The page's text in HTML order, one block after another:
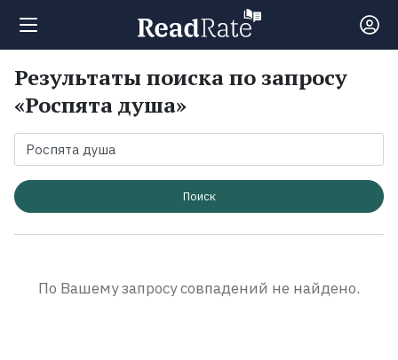
Поиск
Новости
Рейтинги
Результаты поиска по запросу
«Роспята душа»
Поиск
По Вашему запросу совпадений не найдено.